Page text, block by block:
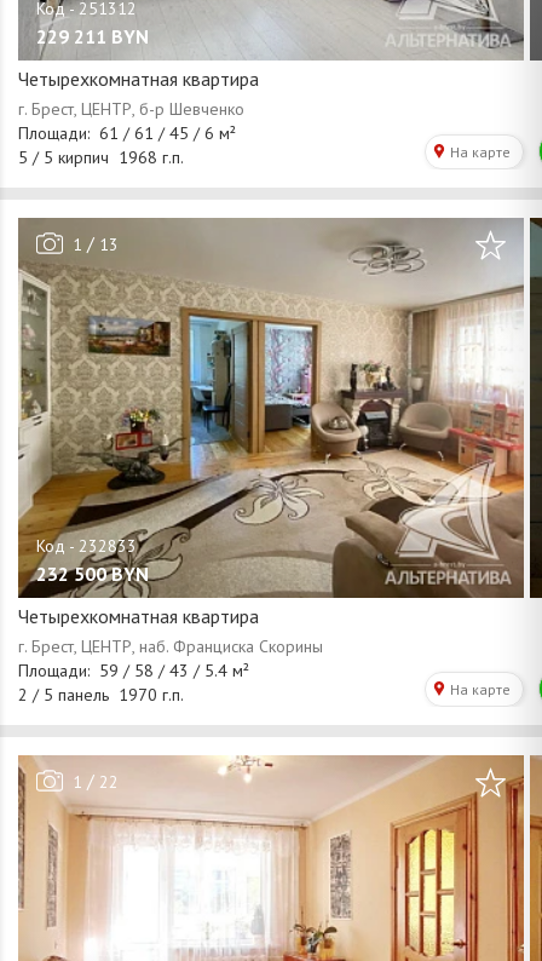
229 211 BYN
Четырехкомнатная квартира
1 / 13
232 500 BYN
Четырехкомнатная квартира
1 / 22